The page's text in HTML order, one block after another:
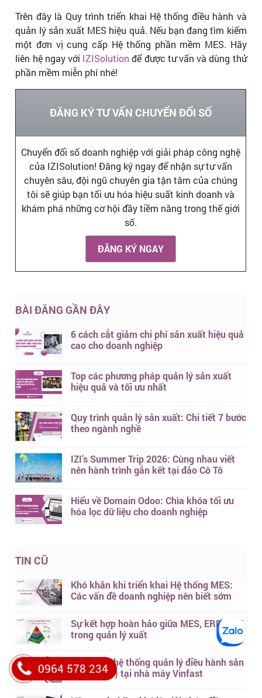
Trên đây là Quy trình triển khai Hệ thống điều hành và
quản lý sản xuất MES hiệu quả. Nếu bạn đang tìm kiếm
một đơn vị cung cấp Hệ thống phần mềm MES. Hãy
liên hệ ngay với IZISolution để được tư vấn và dùng thử
phần mềm miễn phí nhé!
ĐĂNG KÝ TƯ VẤN CHUYỂN ĐỔI SỐ
Chuyển đổi số doanh nghiệp với giải pháp công nghệ
của IZISolution! Đăng ký ngay để nhận sự tư vấn
chuyên sâu, đội ngũ chuyên gia tận tâm của chúng
tôi sẽ giúp bạn tối ưu hóa hiệu suất kinh doanh và
khám phá những cơ hội đầy tiềm năng trong thế giới
số.
ĐĂNG KÝ NGAY
BÀI ĐĂNG GẦN ĐÂY
6 cách cắt giảm chi phí sản xuất hiệu quả
cao cho doanh nghiệp
Top các phương pháp quản lý sản xuất
hiệu quả và tối ưu nhất
Quy trình quản lý sản xuất: Chi tiết 7 bước
theo ngành nghề
IZI’s Summer Trip 2026: Cùng nhau viết
nên hành trình gắn kết tại đảo Cô Tô
Hiểu về Domain Odoo: Chìa khóa tối ưu
hóa lọc dữ liệu cho doanh nghiệp
TIN CŨ
Khó khăn khi triển khai Hệ thống MES:
Các vấn đề doanh nghiệp nên biết sớm
Sự kết hợp hoàn hảo giữa MES, ERP, PLM
trong quản lý xuất
Ứng dụng hệ thống quản lý điều hành sản
xuất (MES) tại nhà máy Vinfast
0964 578 234